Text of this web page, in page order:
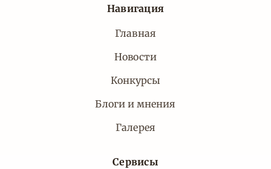
Навигация
Главная
Новости
Конкурсы
Блоги и мнения
Галерея
Сервисы